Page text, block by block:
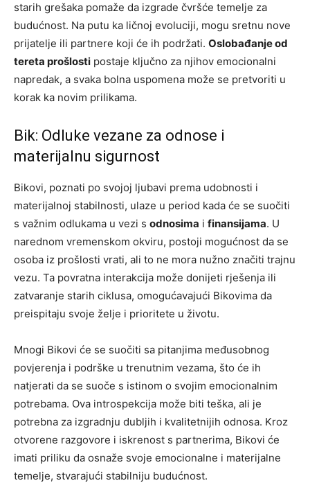
starih grešaka pomaže da izgrade čvršće temelje za
budućnost. Na putu ka ličnoj evoluciji, mogu sretnu nove
prijatelje ili partnere koji će ih podržati. Oslobađanje od
tereta prošlosti postaje ključno za njihov emocionalni
napredak, a svaka bolna uspomena može se pretvoriti u
korak ka novim prilikama.
Bik: Odluke vezane za odnose i
materijalnu sigurnost
Bikovi, poznati po svojoj ljubavi prema udobnosti i
materijalnoj stabilnosti, ulaze u period kada će se suočiti
s važnim odlukama u vezi s odnosima i finansijama. U
narednom vremenskom okviru, postoji mogućnost da se
osoba iz prošlosti vrati, ali to ne mora nužno značiti trajnu
vezu. Ta povratna interakcija može donijeti rješenja ili
zatvaranje starih ciklusa, omogućavajući Bikovima da
preispitaju svoje želje i prioritete u životu.
Mnogi Bikovi će se suočiti sa pitanjima međusobnog
povjerenja i podrške u trenutnim vezama, što će ih
natjerati da se suoče s istinom o svojim emocionalnim
potrebama. Ova introspekcija može biti teška, ali je
potrebna za izgradnju dubljih i kvalitetnijih odnosa. Kroz
otvorene razgovore i iskrenost s partnerima, Bikovi će
imati priliku da osnaže svoje emocionalne i materijalne
temelje, stvarajući stabilniju budućnost.